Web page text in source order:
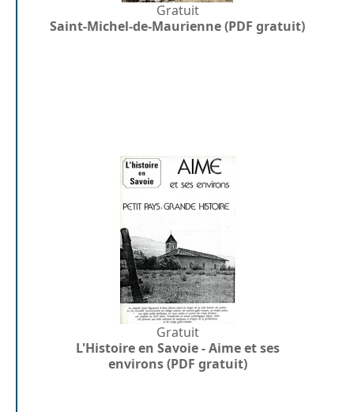
Gratuit
Saint-Michel-de-Maurienne (PDF gratuit)
Gratuit
L'Histoire en Savoie - Aime et ses
environs (PDF gratuit)